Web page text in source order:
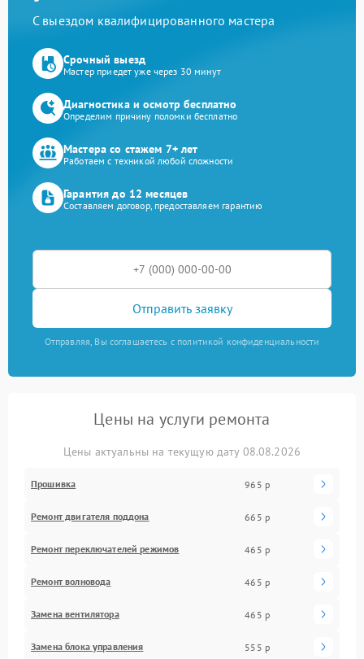
С выездом квалифицированного мастера
Срочный выезд
Мастер приедет уже через 30 минут
Диагностика и осмотр бесплатно
Определим причину поломки бесплатно
Мастера со стажем 7+ лет
Работаем с техникой любой сложности
Гарантия до 12 месяцев
Составляем договор, предоставляем гарантию
Отправить заявку
Отправляя, Вы соглашаетесь с политикой конфиденциальности
Цены на услуги ремонта
Цены актуальны на текущую дату 08.08.2026
Прошивка 965 р
Ремонт двигателя поддона 665 р
Ремонт переключателей режимов 465 р
Ремонт волновода 465 р
Замена вентилятора 465 р
Замена блока управления 555 р